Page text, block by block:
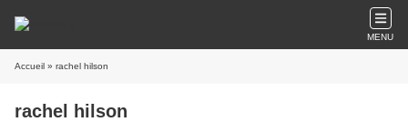
MENU
Accueil » rachel hilson
rachel hilson